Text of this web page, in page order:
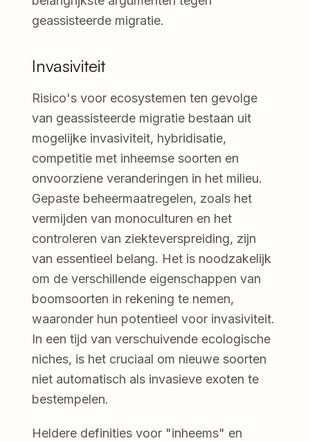
geassisteerde migratie.
Invasiviteit
Risico's voor ecosystemen ten gevolge
van geassisteerde migratie bestaan uit
mogelijke invasiviteit, hybridisatie,
competitie met inheemse soorten en
onvoorziene veranderingen in het milieu.
Gepaste beheermaatregelen, zoals het
vermijden van monoculturen en het
controleren van ziekteverspreiding, zijn
van essentieel belang. Het is noodzakelijk
om de verschillende eigenschappen van
boomsoorten in rekening te nemen,
waaronder hun potentieel voor invasiviteit.
In een tijd van verschuivende ecologische
niches, is het cruciaal om nieuwe soorten
niet automatisch als invasieve exoten te
bestempelen.
Heldere definities voor "inheems" en